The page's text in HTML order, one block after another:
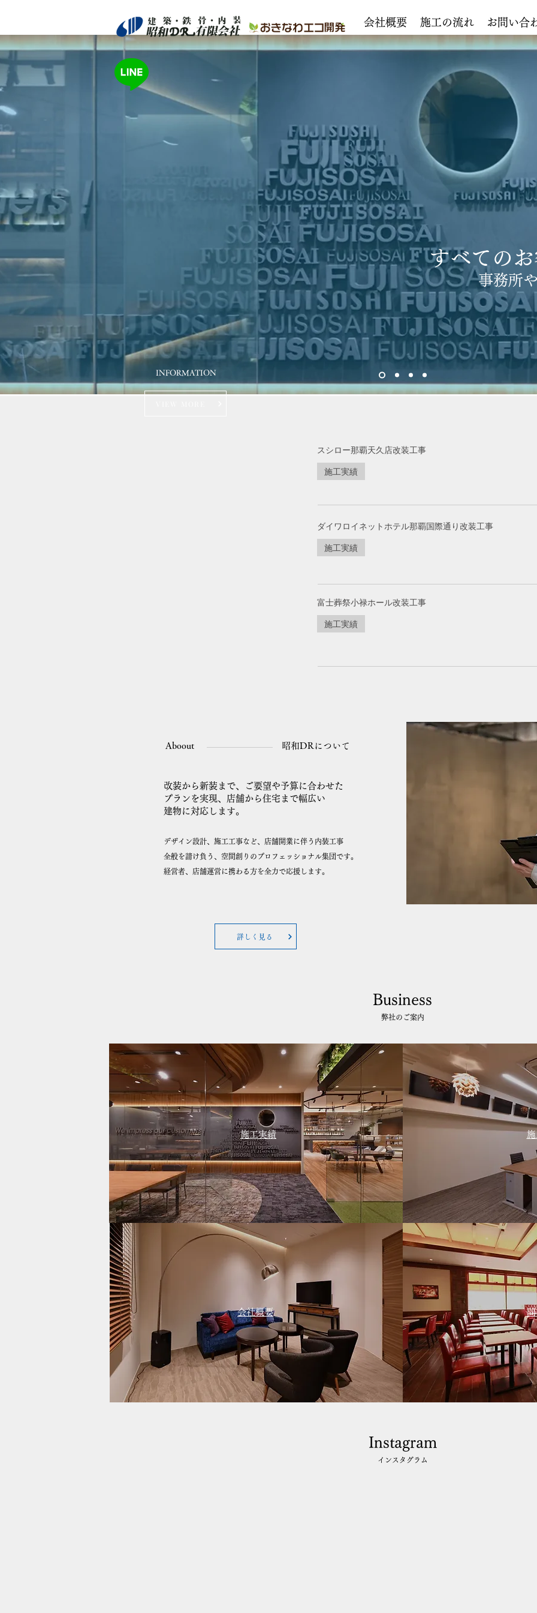
会社概要 施工の流れ お問い合
すべての
事務所
INFORMATION
スシロー那覇天久店改装工事
施工実績
ダイワロイネットホテル那覇国際通り改装工事
施工実績
富士葬祭小禄ホール改装工事
施工実績
Aboout 昭和DRについて
改装から新装まで、ご要望や予算に合わせた
プランを実現、店舗から住宅まで幅広い
建物に対応します。
デザイン設計、施工工事など、店舗開業に伴う内装工事
全般を請け負う、空間創りのプロフェッショナル集団です。
経営者、店舗運営に携わる方を全力で応援します。
詳しく見る
Business
弊社のご案内
施工実績
会社概要
施
問
Instagram
インスタグラム